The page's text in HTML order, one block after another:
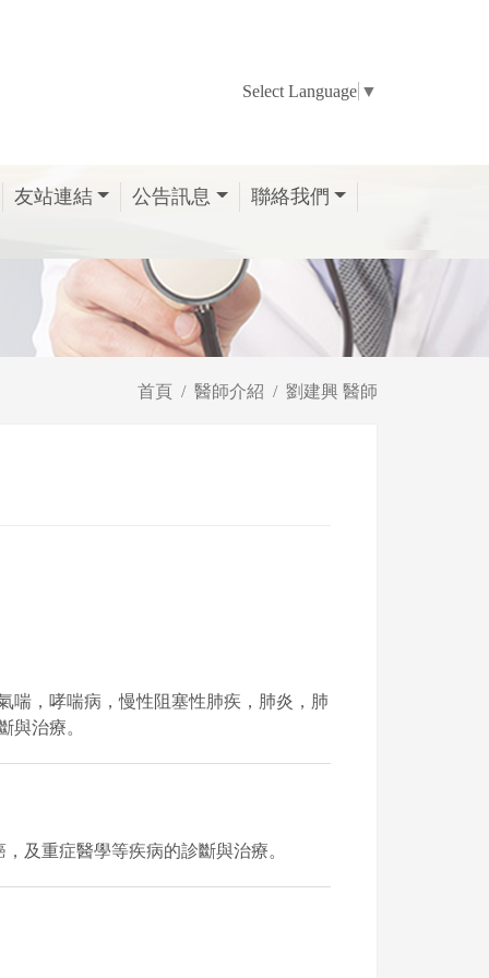
Select Language ▼
友站連結 公告訊息 聯絡我們
首頁 醫師介紹 劉建興 醫師
喘，哮喘病，慢性阻塞性肺疾，肺炎，肺
與治療。
及重症醫學等疾病的診斷與治療。